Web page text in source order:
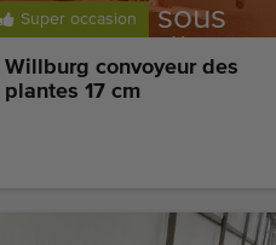
Super occasion
Vendu sous
réservation
Willburg convoyeur des
plantes 17 cm